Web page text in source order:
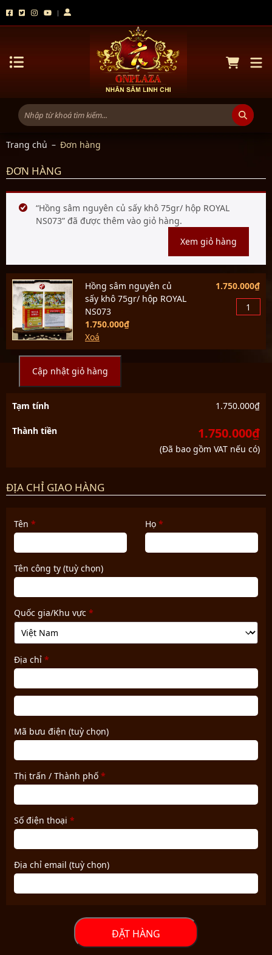
Trang chủ – Đơn hàng
ĐƠN HÀNG
“Hồng sâm nguyên củ sấy khô 75gr/ hộp ROYAL
NS073” đã được thêm vào giỏ hàng.
Xem giỏ hàng
Hồng sâm nguyên củ
sấy khô 75gr/ hộp ROYAL
NS073
1.750.000₫
Xoá
1.750.000₫
Cập nhật giỏ hàng
Tạm tính 1.750.000₫
Thành tiền 1.750.000₫
(Đã bao gồm VAT nếu có)
ĐỊA CHỈ GIAO HÀNG
Tên * Họ*
Tên công ty (tuỳ chọn)
Quốc gia/Khu vực *
Địa chỉ *
dãy
đơn
vị,
v.v.(tuỳ
chọn)
Mã bưu điện (tuỳ chọn)
Thị trấn / Thành phố *
Số điện thoại *
Địa chỉ email (tuỳ chọn)
ĐẶT HÀNG